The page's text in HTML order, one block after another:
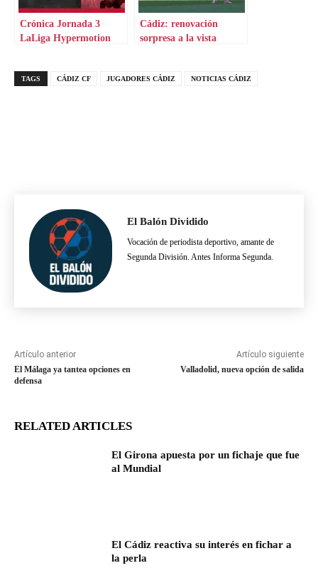
Crónica Jornada 3
LaLiga Hypermotion
Cádiz: renovación
sorpresa a la vista
TAGS CÁDIZ CF JUGADORES CÁDIZ NOTICIAS CÁDIZ
El Balón Dividido
Vocación de periodista deportivo, amante de
Segunda División. Antes Informa Segunda.
Artículo anterior
El Málaga ya tantea opciones en
defensa
Artículo siguiente
Valladolid, nueva opción de salida
RELATED ARTICLES
El Girona apuesta por un fichaje que fue
al Mundial
El Cádiz reactiva su interés en fichar a
la perla